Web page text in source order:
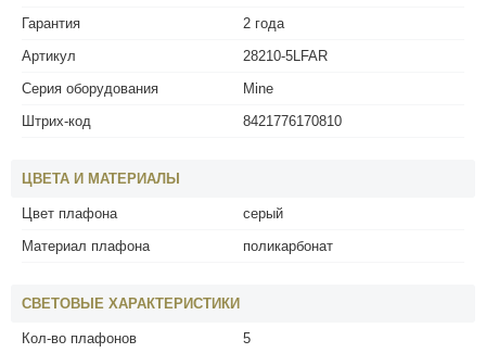
Гарантия
2 года
Артикул
28210-5LFAR
Серия оборудования
Mine
Штрих-код
8421776170810
ЦВЕТА И МАТЕРИАЛЫ
Цвет плафона
серый
Материал плафона
поликарбонат
СВЕТОВЫЕ ХАРАКТЕРИСТИКИ
Кол-во плафонов 5